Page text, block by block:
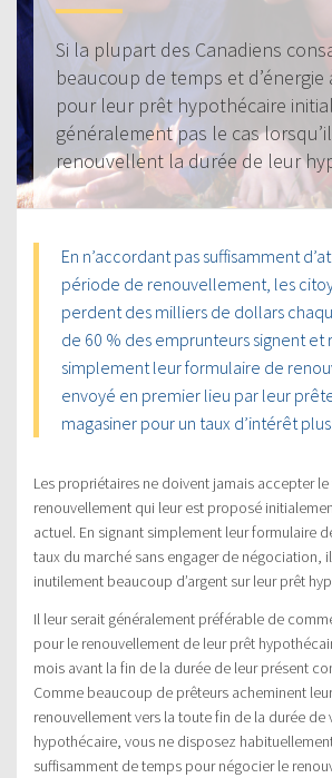
Si la plupart des Canadiens
beaucoup de temps et d’énergie
pour leur prêt hypothécaire
généralement pas le cas
renouvellent la durée de leur
En n’accordant pas suffisamment
période de renouvellement, les
perdent des milliers de dollars
de 60 % des emprunteurs signent
simplement leur formulaire de
envoyé en premier lieu par leur
magasiner pour un taux d’intérêt
Les propriétaires ne doivent jamais accepter
renouvellement qui leur est proposé
actuel. En signant simplement leur formulaire
taux du marché sans engager de négociation,
inutilement beaucoup d’argent sur leur prêt
Il leur serait généralement préférable de
pour le renouvellement de leur prêt
mois avant la fin de la durée de leur présent
Comme beaucoup de prêteurs acheminent
renouvellement vers la toute fin de la durée de
hypothécaire, vous ne disposez
suffisamment de temps pour négocier le